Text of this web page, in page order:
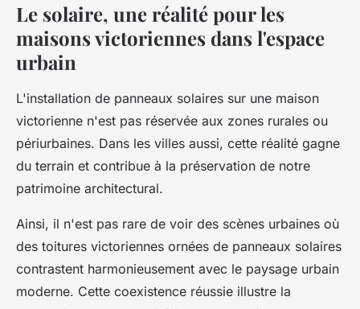
Le solaire, une réalité pour les
maisons victoriennes dans l'espace
urbain
L'installation de panneaux solaires sur une maison
victorienne n'est pas réservée aux zones rurales ou
périurbaines. Dans les villes aussi, cette réalité gagne
du terrain et contribue à la préservation de notre
patrimoine architectural.
Ainsi, il n'est pas rare de voir des scènes urbaines où
des toitures victoriennes ornées de panneaux solaires
contrastent harmonieusement avec le paysage urbain
moderne. Cette coexistence réussie illustre la